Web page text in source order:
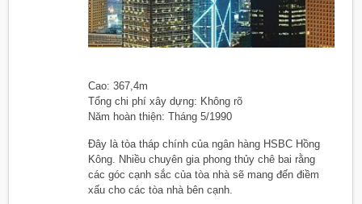
Cao: 367,4m
Tổng chi phí xây dựng: Không rõ
Năm hoàn thiện: Tháng 5/1990
Đây là tòa tháp chính của ngân hàng HSBC Hồng
Kông. Nhiều chuyên gia phong thủy chê bai rằng
các góc cạnh sắc của tòa nhà sẽ mang đến điềm
xấu cho các tòa nhà bên cạnh.